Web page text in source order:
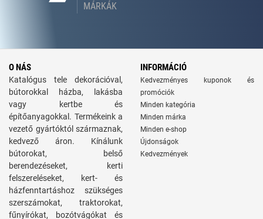
MÁRKÁK
O NÁS
Katalógus tele dekorációval,
bútorokkal házba, lakásba
vagy kertbe és
építőanyagokkal. Termékeink a
vezető gyártóktól származnak,
kedvező áron. Kínálunk
bútorokat, belső
berendezéseket, kerti
felszereléseket, kert- és
házfenntartáshoz szükséges
szerszámokat, traktorokat,
fűnyírókat, bozótvágókat és
INFORMÁCIÓ
Kedvezményes kuponok és
promóciók
Minden kategória
Minden márka
Minden e-shop
Újdonságok
Kedvezmények